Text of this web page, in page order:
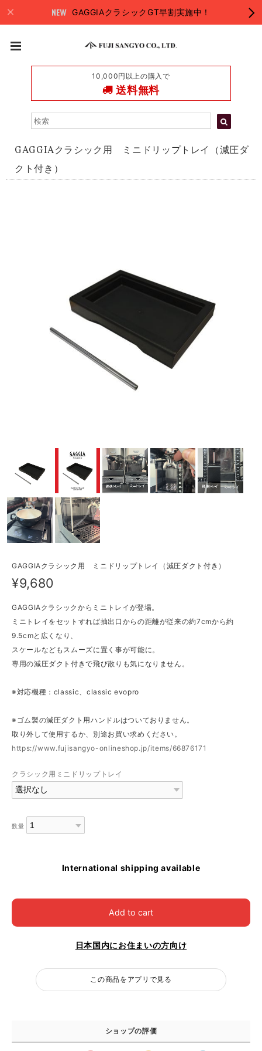
GAGGIAクラシックGT早割実施中！
10,000円以上の購入で
送料無料
GAGGIAクラシック用 ミニドリップトレイ（減圧ダ
クト付き）
GAGGIAクラシック用 ミニドリップトレイ（減圧ダクト付き）
¥9,680
GAGGIAクラシックからミニトレイが登場。
ミニトレイをセットすれば抽出口からの距離が従来の約7cmから約
9.5cmと広くなり、
スケールなどもスムーズに置く事が可能に。
専用の減圧ダクト付きで飛び散りも気になりません。
※対応機種：classic、classic evopro
※ゴム製の減圧ダクト用ハンドルはついておりません。
取り外して使用するか、別途お買い求めください。
https://www.fujisangyo-onlineshop.jp/items/66876171
クラシック用ミニドリップトレイ
数量
International shipping available
Add to cart
日本国内にお住まいの方向け
この商品をアプリで見る
ショップの評価